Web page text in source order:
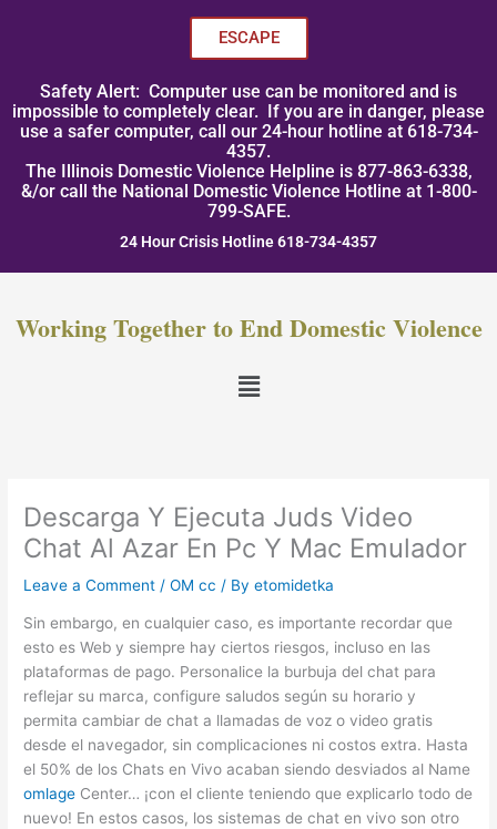
ESCAPE
Safety Alert: Computer use can be monitored and is
impossible to completely clear. If you are in danger, please
use a safer computer, call our 24-hour hotline at 618-734-
4357.
The Illinois Domestic Violence Helpline is 877-863-6338,
&/or call the National Domestic Violence Hotline at 1-800-
799-SAFE.
24 Hour Crisis Hotline 618-734-4357
Working Together to End Domestic Violence
Menu
Descarga Y Ejecuta Juds Video
Chat Al Azar En Pc Y Mac Emulador
Leave a Comment /OM cc / Byetomidetka
Sin embargo, en cualquier caso, es importante recordar que
esto es Web y siempre hay ciertos riesgos, incluso en las
plataformas de pago. Personalice la burbuja del chat para
reflejar su marca, configure saludos según su horario y
permita cambiar de chat a llamadas de voz o video gratis
desde el navegador, sin complicaciones ni costos extra. Hasta
el 50% de los Chats en Vivo acaban siendo desviados al Name
omlage Center… ¡con el cliente teniendo que explicarlo todo de
nuevo! En estos casos, los sistemas de chat en vivo son otro